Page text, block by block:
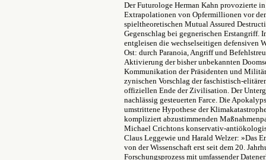
Der Futurologe Herman Kahn provozierte
Extrapolationen von Opfermillionen vor
spieltheoretischen Mutual Assured
Gegenschlag bei gegnerischen Erstangriff.
entgleisen die wechselseitigen defensiven
Ost: durch Paranoia, Angriff und
Aktivierung der bisher unbekannten
Kommunikation der Präsidenten und
zynischen Vorschlag der faschistisch-
offiziellen Ende der Zivilisation. Der
nachlässig gesteuerten Farce. Die
umstrittene Hypothese der
kompliziert abzustimmenden
Michael Crichtons konservativ-
Claus Leggewie und Harald Welzer: »Das
von der Wissenschaft erst seit dem 20.
Forschungsprozess mit umfassender